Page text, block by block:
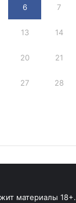
6 7
13 14
20 21
27 28
материалы 18+.